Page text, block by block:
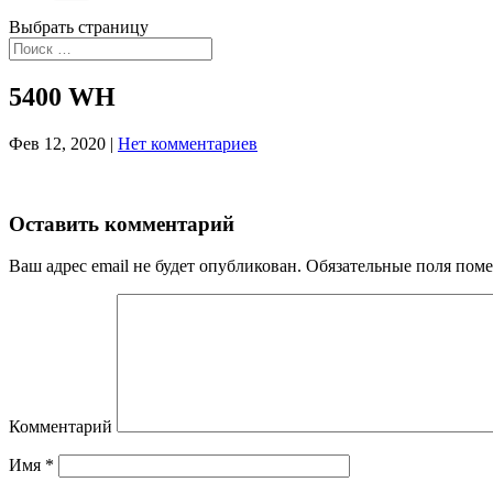
Выбрать страницу
5400 WH
Фев 12, 2020 | Нет комментариев
Оставить комментарий
Ваш адрес email не будет опубликован. Обязательные поля
Комментарий
Имя *